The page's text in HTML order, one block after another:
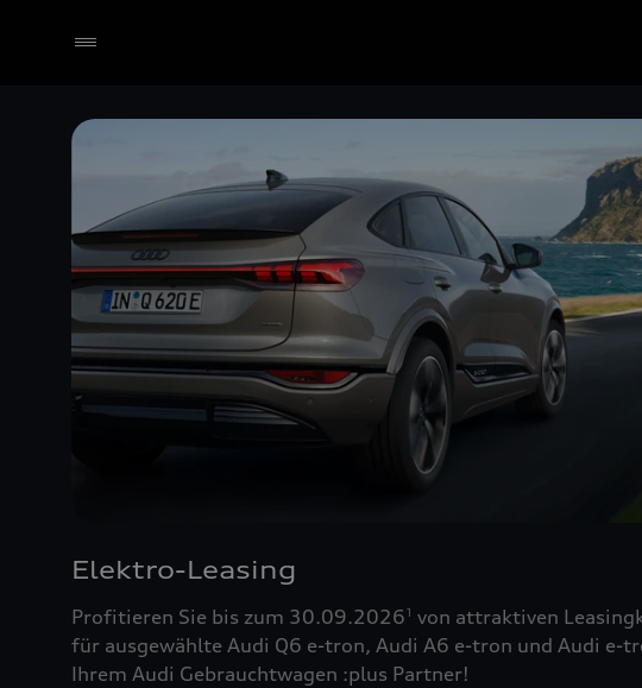
Elektro-Leasing
Profitieren Sie bis zum 30.09.20261 von attraktiven
für ausgewählte Audi Q6 e-tron, Audi A6 e-tron und Audi e-
Ihrem Audi Gebrauchtwagen :plus Partner!